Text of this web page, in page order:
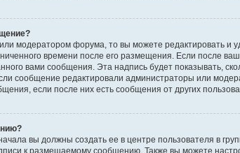
модератором форума, то вы можете редактировать и
времени после его размещения. Если после
вами сообщения. Эта надпись будет показывать,
сообщение редактировали администраторы или
если после них есть сообщения от других
вы должны создать ее в центре пользователя в
к размещаемому сообщению. Также вы можете